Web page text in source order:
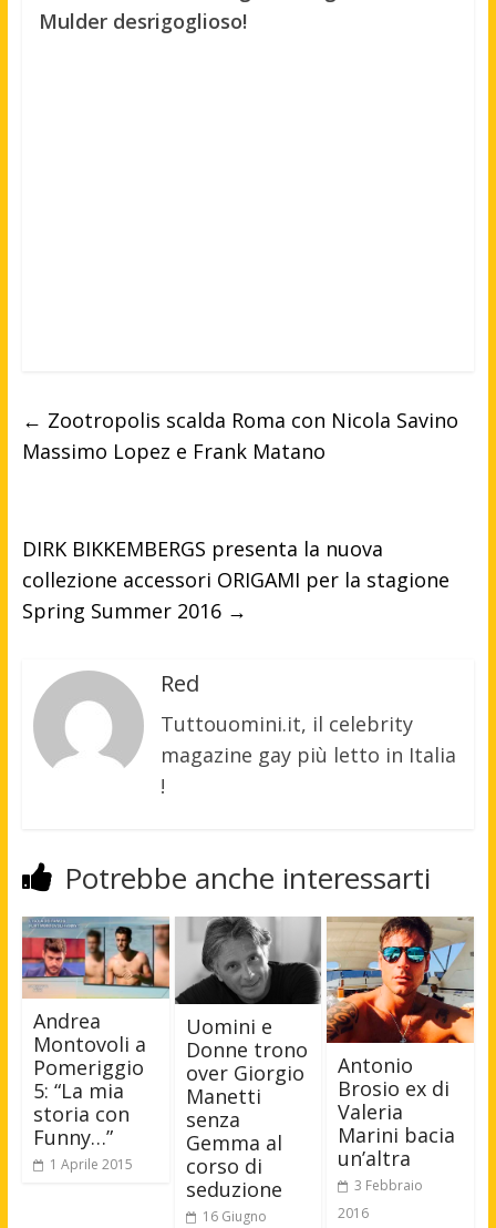
Mulder desrigoglioso!
← Zootropolis scalda Roma con Nicola Savino
Massimo Lopez e Frank Matano
DIRK BIKKEMBERGS presenta la nuova
collezione accessori ORIGAMI per la stagione
Spring Summer 2016 →
Red
Tuttouomini.it, il celebrity
magazine gay più letto in Italia
!
Potrebbe anche interessarti
Andrea
Montovoli a
Pomeriggio
5: “La mia
storia con
Funny…”
1 Aprile 2015
Uomini e
Donne trono
over Giorgio
Manetti
senza
Gemma al
corso di
seduzione
16 Giugno
Antonio
Brosio ex di
Valeria
Marini bacia
un’altra
3 Febbraio
2016